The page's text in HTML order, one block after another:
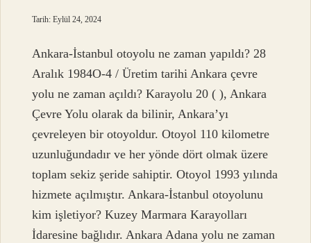
Tarih: Eylül 24, 2024
Ankara-İstanbul otoyolu ne zaman yapıldı? 28
Aralık 1984O-4 / Üretim tarihi Ankara çevre
yolu ne zaman açıldı? Karayolu 20 ( ), Ankara
Çevre Yolu olarak da bilinir, Ankara’yı
çevreleyen bir otoyoldur. Otoyol 110 kilometre
uzunluğundadır ve her yönde dört olmak üzere
toplam sekiz şeride sahiptir. Otoyol 1993 yılında
hizmete açılmıştır. Ankara-İstanbul otoyolunu
kim işletiyor? Kuzey Marmara Karayolları
İdaresine bağlıdır. Ankara Adana yolu ne zaman